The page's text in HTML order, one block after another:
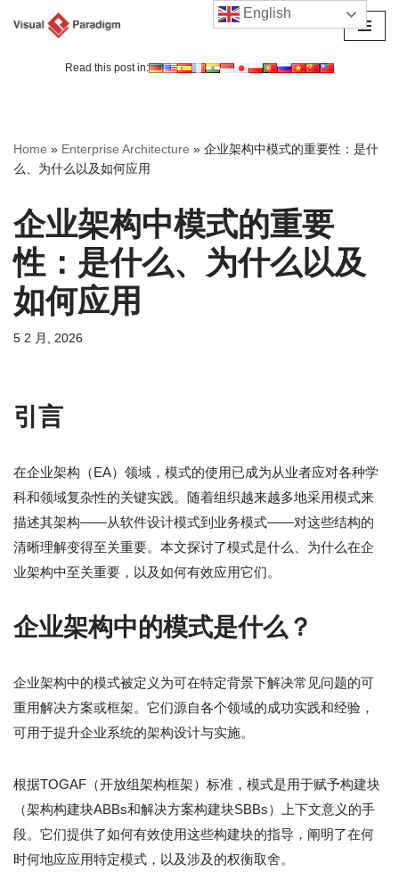
Read this post in:
Home » Enterprise Architecture » 企业架构中模式的重要性：是什
么、为什么以及如何应用
企业架构中模式的重要
性：是什么、为什么以及
如何应用
5 2 月, 2026
引言
在企业架构（EA）领域，模式的使用已成为从业者应对各种学
科和领域复杂性的关键实践。随着组织越来越多地采用模式来
描述其架构——从软件设计模式到业务模式——对这些结构的
清晰理解变得至关重要。本文探讨了模式是什么、为什么在企
业架构中至关重要，以及如何有效应用它们。
企业架构中的模式是什么？
企业架构中的模式被定义为可在特定背景下解决常见问题的可
重用解决方案或框架。它们源自各个领域的成功实践和经验，
可用于提升企业系统的架构设计与实施。
根据TOGAF（开放组架构框架）标准，模式是用于赋予构建块
（架构构建块ABBs和解决方案构建块SBBs）上下文意义的手
段。它们提供了如何有效使用这些构建块的指导，阐明了在何
时何地应应用特定模式，以及涉及的权衡取舍。
English